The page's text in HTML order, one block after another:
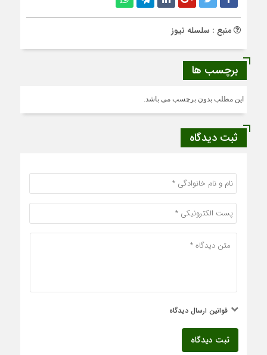
منبع : سلسله نیوز
برچسب ها
این مطلب بدون برچسب می باشد.
ثبت دیدگاه
قوانین ارسال دیدگاه
ثبت دیدگاه